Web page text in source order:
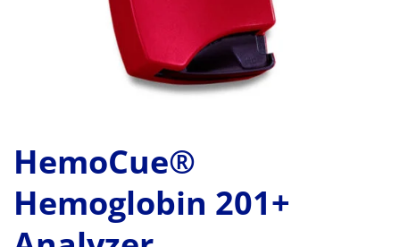
HemoCue®
Hemoglobin 201+